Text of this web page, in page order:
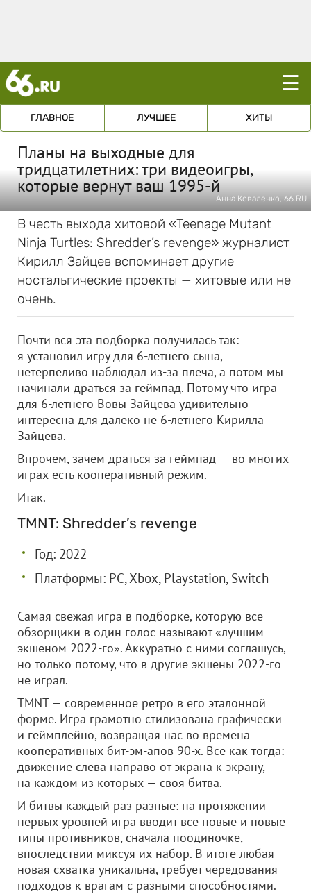
☰
ГЛАВНОЕ ЛУЧШЕЕ ХИТЫ
Планы на выходные для
тридцатилетних: три видеоигры,
которые вернут ваш 1995-й
Анна Коваленко, 66.RU
В честь выхода хитовой «Teenage Mutant
Ninja Turtles: Shredder’s revenge» журналист
Кирилл Зайцев вспоминает другие
ностальгические проекты — хитовые или не
очень.
Почти вся эта подборка получилась так:
я установил игру для 6-летнего сына,
нетерпеливо наблюдал из-за плеча, а потом мы
начинали драться за геймпад. Потому что игра
для 6-летнего Вовы Зайцева удивительно
интересна для далеко не 6-летнего Кирилла
Зайцева.
Впрочем, зачем драться за геймпад — во многих
играх есть кооперативный режим.
Итак.
TMNT: Shredder’s revenge
Год: 2022
Платформы: PC, Xbox, Playstation, Switch
Самая свежая игра в подборке, которую все
обзорщики в один голос называют «лучшим
экшеном 2022-го». Аккуратно с ними соглашусь,
но только потому, что в другие экшены 2022-го
не играл.
TMNT — современное ретро в его эталонной
форме. Игра грамотно стилизована графически
и геймплейно, возвращая нас во времена
кооперативных бит-эм-апов 90-х. Все как тогда:
движение слева направо от экрана к экрану,
на каждом из которых — своя битва.
И битвы каждый раз разные: на протяжении
первых уровней игра вводит все новые и новые
типы противников, сначала поодиночке,
впоследствии миксуя их набор. В итоге любая
новая схватка уникальна, требует чередования
подходов к врагам с разными способностями.